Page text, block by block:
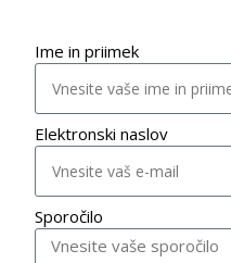
Ime in priimek
Elektronski naslov
Sporočilo